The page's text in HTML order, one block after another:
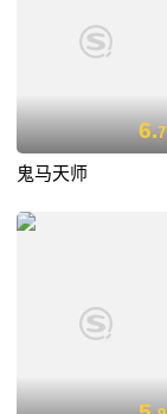
6.7
鬼马天师